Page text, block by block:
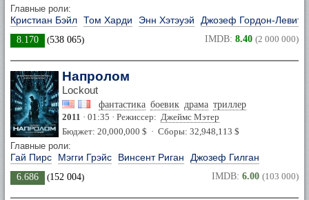
Главные роли:
Кристиан Бэйл Том Харди Энн Хэтэуэй Джозеф Гордон-Левитт
8.170 (538 065) IMDB: 8.40 (2 000 000)
Напролом
Lockout
фантастика боевик драма триллер
2011 · 01:35 · Режиссер: Джеймс Мэтер
Бюджет: 20,000,000 $ · Сборы: 32,948,113 $
Главные роли:
Гай Пирс Мэгги Грэйс Винсент Риган Джозеф Гилган
6.686 (152 004) IMDB: 6.00 (103 000)